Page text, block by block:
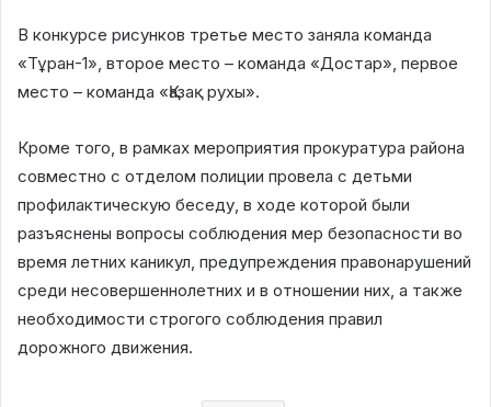
В конкурсе рисунков третье место заняла команда
«Тұран-1», второе место – команда «Достар», первое
место – команда «Қазақ рухы».
Кроме того, в рамках мероприятия прокуратура района
совместно с отделом полиции провела с детьми
профилактическую беседу, в ходе которой были
разъяснены вопросы соблюдения мер безопасности во
время летних каникул, предупреждения правонарушений
среди несовершеннолетних и в отношении них, а также
необходимости строгого соблюдения правил
дорожного движения.